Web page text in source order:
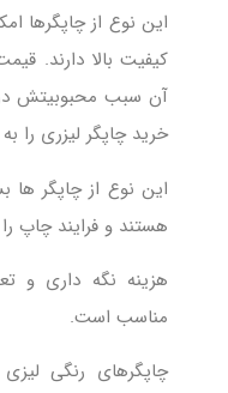
این نوع از چاپگرها
کیفیت بالا دارند.
آن سبب محبوبیتش
خرید چاپگر لیزری را
این نوع از چاپگر ها
هستند و فرایند چاپ
هزینه نگه داری و
مناسب است.
چاپگرهای رنگی